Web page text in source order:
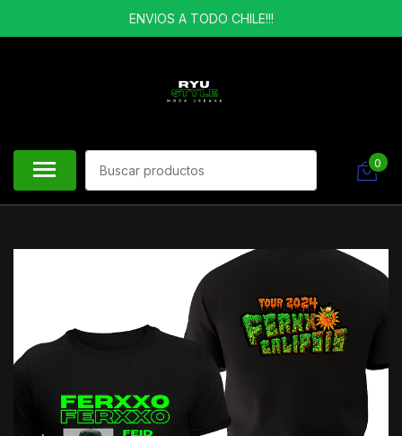
ENVIOS A TODO CHILE!!!
0